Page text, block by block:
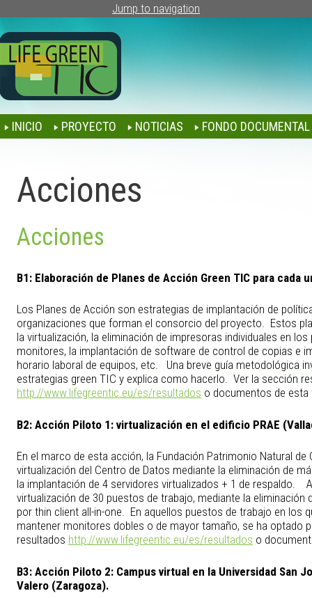
Jump to navigation
INICIO PROYECTO NOTICIAS FONDO DOCUMENTAL
Acciones
Acciones
B1: Elaboración de Planes de Acción Green TIC para cada
Los Planes de Acción son estrategias de implantación de
organizaciones que forman el consorcio del proyecto. Estos
la virtualización, la eliminación de impresoras individuales en
monitores, la implantación de software de control de copias e
horario laboral de equipos, etc. Una breve guía metodológica
estrategias green TIC y explica como hacerlo. Ver la sección
http://www.lifegreentic.eu/es/resultados o documentos de esta
B2: Acción Piloto 1: virtualización en el edificio PRAE
En el marco de esta acción, la Fundación Patrimonio Natural de
virtualización del Centro de Datos mediante la eliminación de
la implantación de 4 servidores virtualizados + 1 de respaldo.
virtualización de 30 puestos de trabajo, mediante la
por thin client all-in-one. En aquellos puestos de trabajo en los
mantener monitores dobles o de mayor tamaño, se ha optado
resultados http://www.lifegreentic.eu/es/resultados o
B3: Acción Piloto 2: Campus virtual en la Universidad San
Valero (Zaragoza).